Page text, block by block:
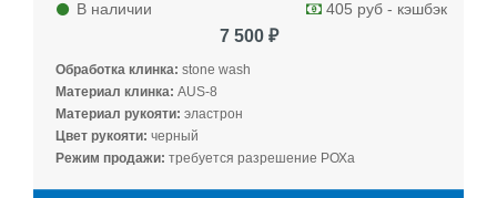
В наличии 405 руб - кэшбэк
7 500 ₽
Обработка клинка: stone wash
Материал клинка: AUS-8
Материал рукояти: эластрон
Цвет рукояти: черный
Режим продажи: требуется разрешение РОХа